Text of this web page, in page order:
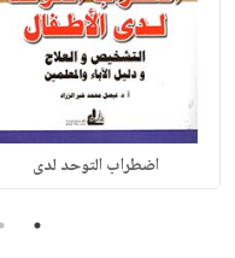
اضطراب التوحد لدى
1